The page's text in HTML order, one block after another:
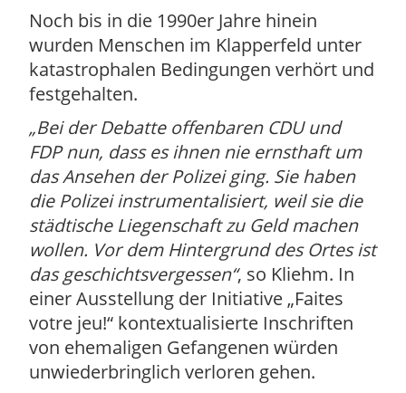
Noch bis in die 1990er Jahre hinein
wurden Menschen im Klapperfeld unter
katastrophalen Bedingungen verhört und
festgehalten.
Bei der Debatte offenbaren CDU und
FDP nun, dass es ihnen nie ernsthaft um
das Ansehen der Polizei ging. Sie haben
die Polizei instrumentalisiert, weil sie die
städtische Liegenschaft zu Geld machen
wollen. Vor dem Hintergrund des Ortes ist
das geschichtsvergessen , so Kliehm. In
einer Ausstellung der Initiative „Faites
votre jeu!“ kontextualisierte Inschriften
von ehemaligen Gefangenen würden
unwiederbringlich verloren gehen.